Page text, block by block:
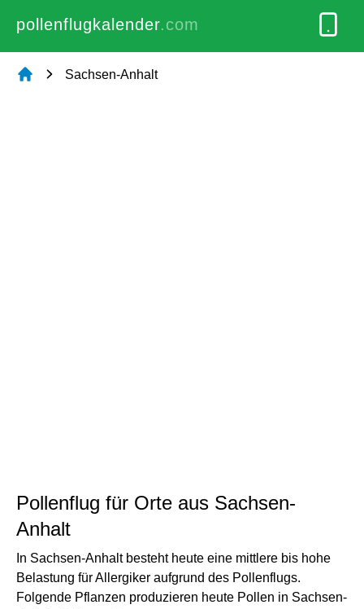
pollenflugkalender.com
Sachsen-Anhalt
Pollenflug für Orte aus Sachsen-
Anhalt
In Sachsen-Anhalt besteht heute eine mittlere bis hohe
Belastung für Allergiker aufgrund des Pollenflugs.
Folgende Pflanzen produzieren heute Pollen in Sachsen-